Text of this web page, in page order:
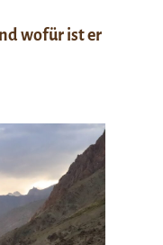
wofür ist er